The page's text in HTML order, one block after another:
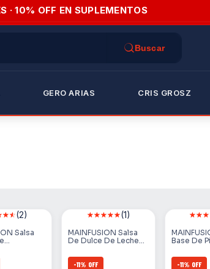
· 10% OFF EN SUPLEMENTOS
GERO ARIAS CRIS GROSZ
(2)
Salsa
(1)
MAINFUSION Salsa
De Dulce De Leche
-11% OFF
Base De
-11% OFF